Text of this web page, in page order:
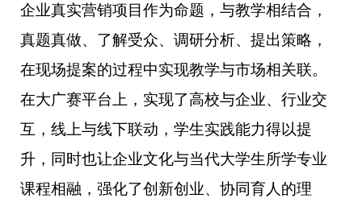
企业真实营销项目作为命题，与教学相结合，
真题真做、了解受众、调研分析、提出策略，
在现场提案的过程中实现教学与市场相关联。
在大广赛平台上，实现了高校与企业、行业交
互，线上与线下联动，学生实践能力得以提
升，同时也让企业文化与当代大学生所学专业
课程相融，强化了创新创业、协同育人的理